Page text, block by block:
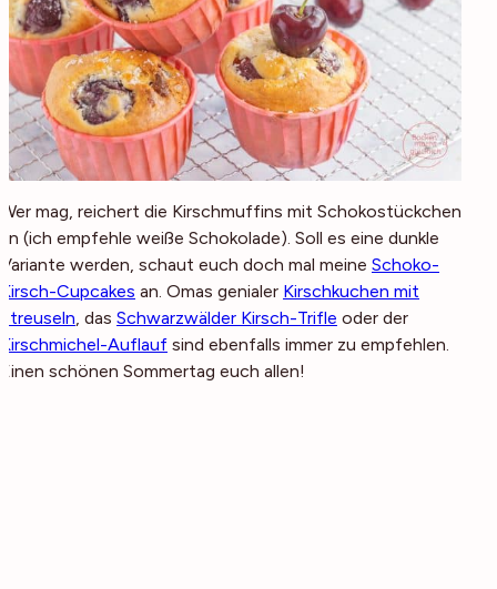
Wer mag, reichert die Kirschmuffins mit Schokostückchen
an (ich empfehle weiße Schokolade). Soll es eine dunkle
Variante werden, schaut euch doch mal meine Schoko-
Kirsch-Cupcakes an. Omas genialer Kirschkuchen mit
Streuseln , das Schwarzwälder Kirsch-Trifle oder der
Kirschmichel-Auflauf sind ebenfalls immer zu empfehlen.
Einen schönen Sommertag euch allen!